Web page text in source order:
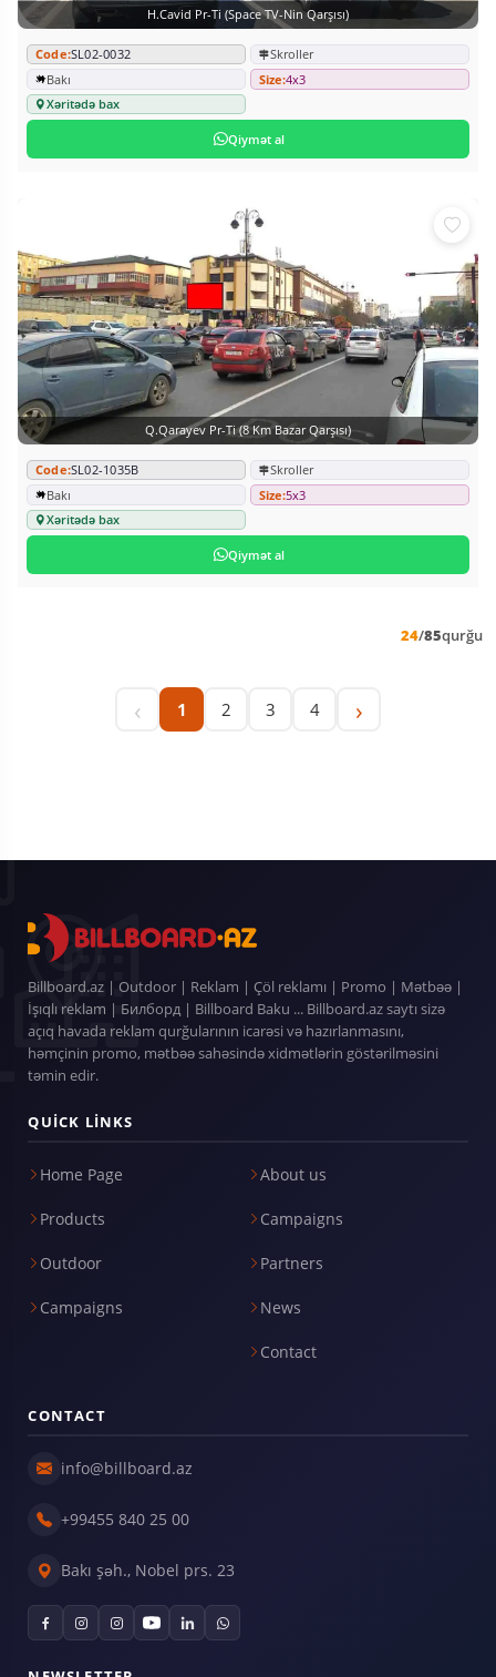
H.Cavid Pr-Ti (Space TV-Nin Qarşısı)
Code:SL02-0032
Skroller
Bakı
Size:4x3
Xəritədə bax
Qiymət al
Q.Qarayev Pr-Ti (8 Km Bazar Qarşısı)
Code:SL02-1035B
Skroller
Bakı
Size:5x3
Xəritədə bax
Qiymət al
24/85qurğu
‹ 1 2 3 4 ›
Billboard.az | Outdoor | Reklam | Çöl reklamı | Promo | Mətbəə |
İşıqlı reklam | Билборд | Billboard Baku ... Billboard.az saytı sizə
açıq havada reklam qurğularının icarəsi və hazırlanmasını,
həmçinin promo, mətbəə sahəsində xidmətlərin göstərilməsini
təmin edir.
QUICK LINKS
Home Page
Products
Outdoor
Campaigns
About us
Campaigns
Partners
News
Contact
CONTACT
info@billboard.az
+99455 840 25 00
Bakı şəh., Nobel prs. 23